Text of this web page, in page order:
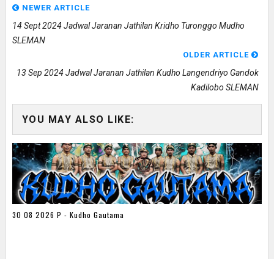
NEWER ARTICLE
14 Sept 2024 Jadwal Jaranan Jathilan Kridho Turonggo Mudho
SLEMAN
OLDER ARTICLE
13 Sep 2024 Jadwal Jaranan Jathilan Kudho Langendriyo Gandok
Kadilobo SLEMAN
YOU MAY ALSO LIKE:
30 08 2026 P - Kudho Gautama